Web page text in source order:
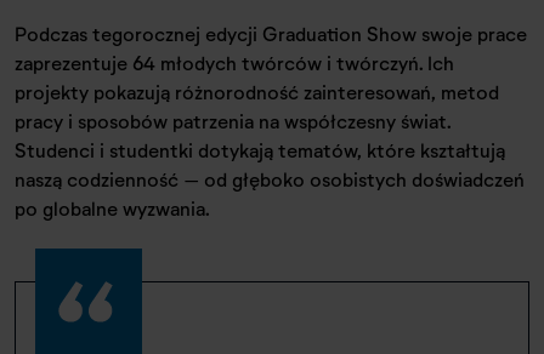
Podczas tegorocznej edycji Graduation Show swoje prace
zaprezentuje 64 młodych twórców i twórczyń. Ich
projekty pokazują różnorodność zainteresowań, metod
pracy i sposobów patrzenia na współczesny świat.
Studenci i studentki dotykają tematów, które kształtują
naszą codzienność – od głęboko osobistych doświadczeń
po globalne wyzwania.